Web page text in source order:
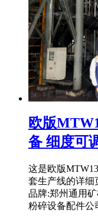
欧版
备 细度可
这是欧版
套生产线的详细
品牌:郑州通用
粉碎设备配件公